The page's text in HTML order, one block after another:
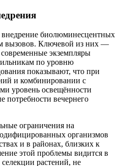
биолюминесцентных
вызовов. Ключевой из них —
экземпляры
по уровню
показывают, что при
и комбинировании с
уровень освещённости
потребности вечернего
ограничения на
организмов
и в районах, близких к
этой проблемы видится в
растений, не